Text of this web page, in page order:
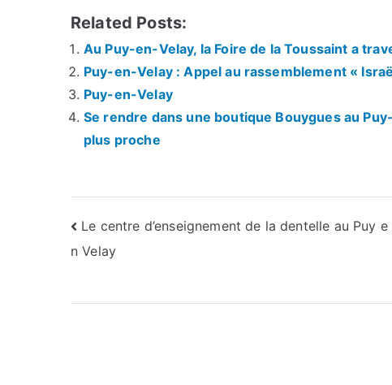
Related Posts:
Au Puy-en-Velay, la Foire de la Toussaint a
Puy-en-Velay : Appel au rassemblement «
Puy-en-Velay
Se rendre dans une boutique Bouygues au
plus proche
Navigation
de
l’article
Le centre d’enseignement de la dentelle au Puy e
n Velay